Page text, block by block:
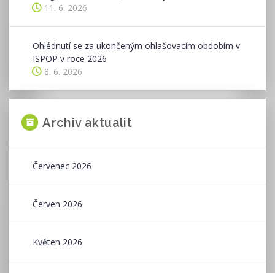
11. 6. 2026
Ohlédnutí se za ukončeným ohlašovacím obdobím v
ISPOP v roce 2026
8. 6. 2026
Archiv aktualit
Červenec 2026
Červen 2026
Květen 2026